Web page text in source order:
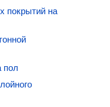
покрытий на
пол